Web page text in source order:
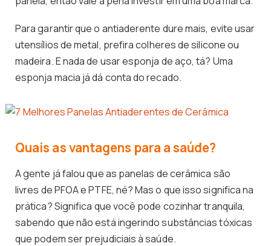
Para garantir que o antiaderente dure mais, evite usar
utensílios de metal, prefira colheres de silicone ou
madeira. E nada de usar esponja de aço, tá? Uma
esponja macia já dá conta do recado.
Quais as vantagens para a saúde?
A gente já falou que as panelas de cerâmica são
livres de PFOA e PTFE, né? Mas o que isso significa na
prática? Significa que você pode cozinhar tranquila,
sabendo que não está ingerindo substâncias tóxicas
que podem ser prejudiciais à saúde.